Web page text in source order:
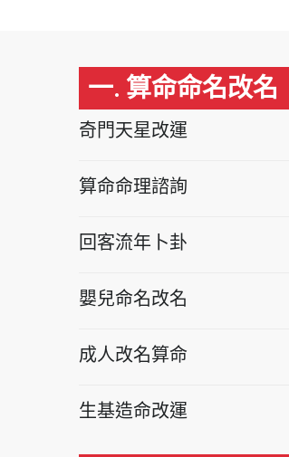
一. 算命命名改名
奇門天星改運
算命命理諮詢
回客流年卜卦
嬰兒命名改名
成人改名算命
生基造命改運